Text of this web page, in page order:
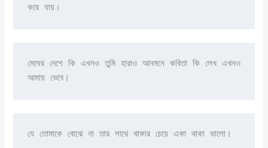
করে যায়।
মেঘের দেশে কি এখনও তুমি হারাও আনমনে কবিতা কি লেখ এখনও
আমায় ভেবে।
যে তোমাকে বোঝে না তার সাথে থাকার চেয়ে একা থাকা ভালো।